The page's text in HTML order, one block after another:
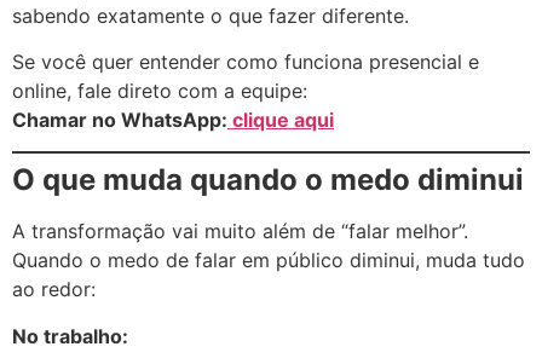
sabendo exatamente o que fazer diferente.
Se você quer entender como funciona presencial e
online, fale direto com a equipe:
Chamar no WhatsApp: clique aqui
O que muda quando o medo diminui
A transformação vai muito além de “falar melhor”.
Quando o medo de falar em público diminui, muda tudo
ao redor:
No trabalho: